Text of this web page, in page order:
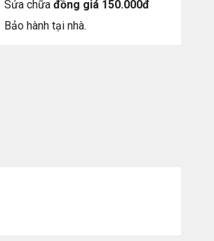
Sửa chữađồng giá 150.000đ
Bảo hành tại nhà.